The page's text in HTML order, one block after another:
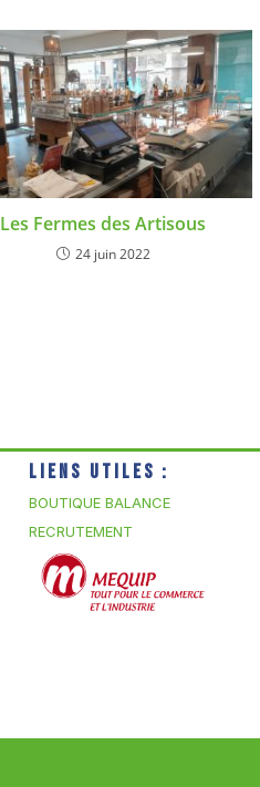
Les Fermes des Artisous
24 juin 2022
Liens utiles :
BOUTIQUE BALANCE
RECRUTEMENT